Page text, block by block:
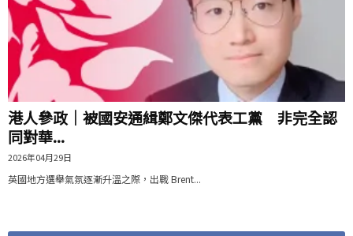
港人參政｜被國安通緝鄭文傑代表工黨 非完全認
同對華...
2026年04月29日
英國地方選舉氣氛逐漸升溫之際，出戰 Brent...